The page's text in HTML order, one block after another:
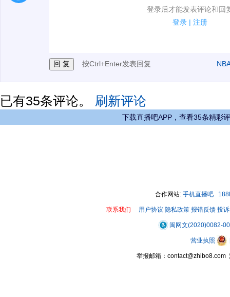
登录后才能发表评论和回
登录 | 注册
1.电脑端新用户可以发表评论了！
按Ctrl+Enter发表回复
已有35条评论。 刷新评论
下载直播吧APP，查看35条精彩
合作网站: 手机直播吧
联系我们 用户协议 隐私政策 报错反馈 投
闽网文(2020)0082-
营业执照
举报邮箱：